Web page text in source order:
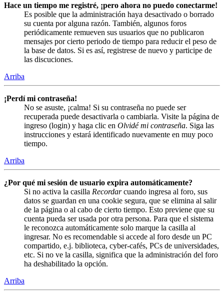
Hace un tiempo me registré, ¡pero ahora no puedo conectarme!
Es posible que la administración haya desactivado o borrado
su cuenta por alguna razón. También, algunos foros
periódicamente remueven sus usuarios que no publicaron
mensajes por cierto periodo de tiempo para reducir el peso de
la base de datos. Si es así, registrese de nuevo y participe de
las discuciones.
Arriba
¡Perdí mi contraseña!
No se asuste, ¡calma! Si su contraseña no puede ser
recuperada puede desactivarla o cambiarla. Visite la página de
ingreso (login) y haga clic en Olvidé mi contraseña. Siga las
instrucciones y estará identificado nuevamente en muy poco
tiempo.
Arriba
¿Por qué mi sesión de usuario expira automáticamente?
Si no activa la casilla Recordarcuando ingresa al foro, sus
datos se guardan en una cookie segura, que se elimina al salir
de la página o al cabo de cierto tiempo. Esto previene que su
cuenta pueda ser usada por otra persona. Para que el sistema
le reconozca automáticamente solo marque la casilla al
ingresar. No es recomendable si accede al foro desde un PC
compartido, e.j. biblioteca, cyber-cafés, PCs de universidades,
etc. Si no ve la casilla, significa que la administración del foro
ha deshabilitado la opción.
Arriba